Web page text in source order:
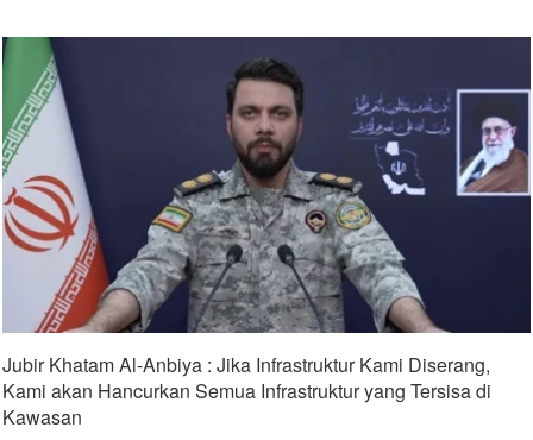
Jubir Khatam Al-Anbiya : Jika Infrastruktur Kami Diserang,
Kami akan Hancurkan Semua Infrastruktur yang Tersisa di
Kawasan